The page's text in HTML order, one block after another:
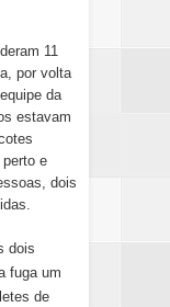
11
por volta
da
estavam
e
dois
dois
fuga um
de